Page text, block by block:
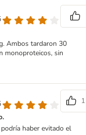
Ambos tardaron 30
monoproteicos, sin
1
haber evitado el